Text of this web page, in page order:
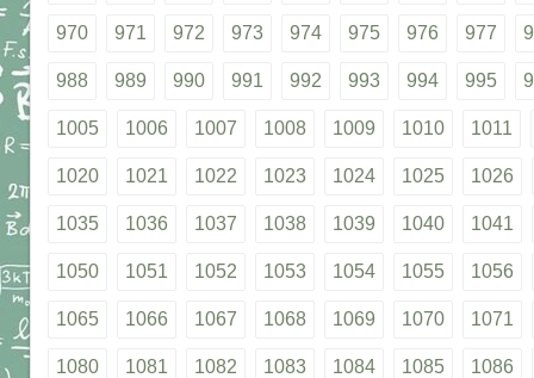
970 971 972 973 974 975 976 977
988 989 990 991 992 993 994 995
1005 1006 1007 1008 1009 1010 1011
1020 1021 1022 1023 1024 1025 1026
1035 1036 1037 1038 1039 1040 1041
1050 1051 1052 1053 1054 1055 1056
1065 1066 1067 1068 1069 1070 1071
1080 1081 1082 1083 1084 1085 1086